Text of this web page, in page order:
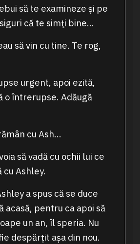
să te examineze și pe
că te simţi bine…
să vin cu tine. Te rog,
urgent, apoi ezită,
o întrerupse. Adăugă
cu Ash…
să vadă cu ochii lui ce
Ashley.
a spus că se duce
acasă, pentru ca apoi să
un an, îl speria. Nu
despărțit așa din nou.